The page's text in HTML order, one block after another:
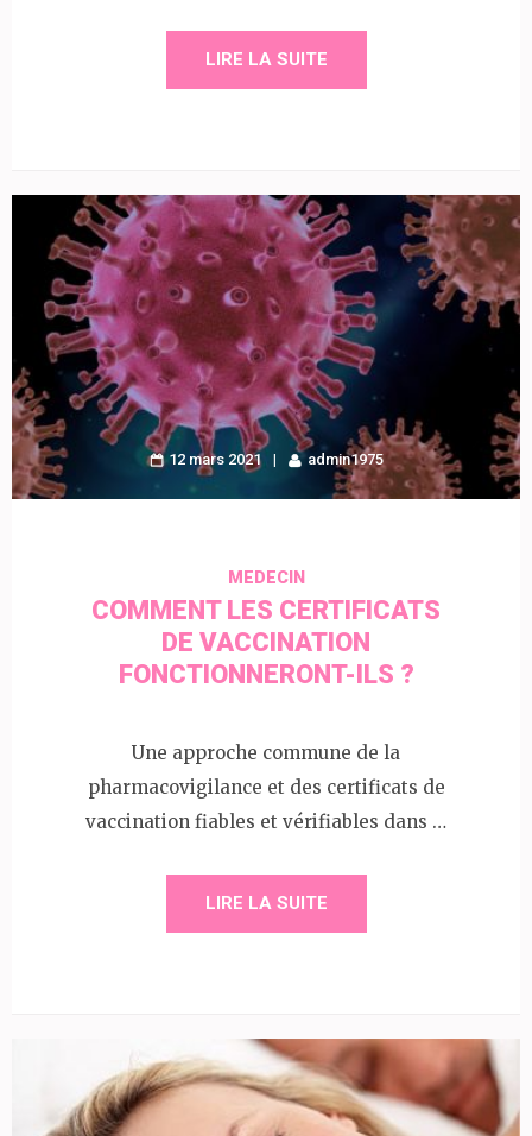
LIRE LA SUITE
12 mars 2021 admin1975
MEDECIN
COMMENT LES CERTIFICATS
DE VACCINATION
FONCTIONNERONT-ILS ?
Une approche commune de la
pharmacovigilance et des certificats de
vaccination fiables et vérifiables dans …
LIRE LA SUITE